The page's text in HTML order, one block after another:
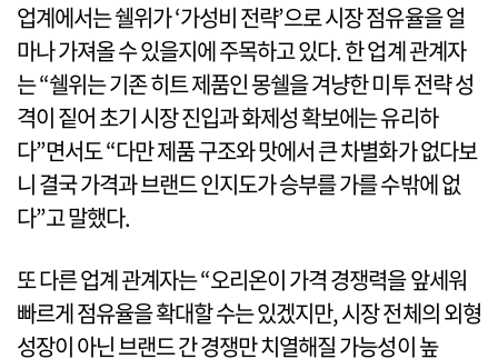
업계에서는 쉘위가 ‘가성비 전략’으로 시장 점유율을 얼
마나 가져올 수 있을지에 주목하고 있다. 한 업계 관계자
는 “쉘위는 기존 히트 제품인 몽쉘을 겨냥한 미투 전략 성
격이 짙어 초기 시장 진입과 화제성 확보에는 유리하
다”면서도 “다만 제품 구조와 맛에서 큰 차별화가 없다보
니 결국 가격과 브랜드 인지도가 승부를 가를 수밖에 없
다”고 말했다.
또 다른 업계 관계자는 “오리온이 가격 경쟁력을 앞세워
빠르게 점유율을 확대할 수는 있겠지만, 시장 전체의 외형
성장이 아닌 브랜드 간 경쟁만 치열해질 가능성이 높